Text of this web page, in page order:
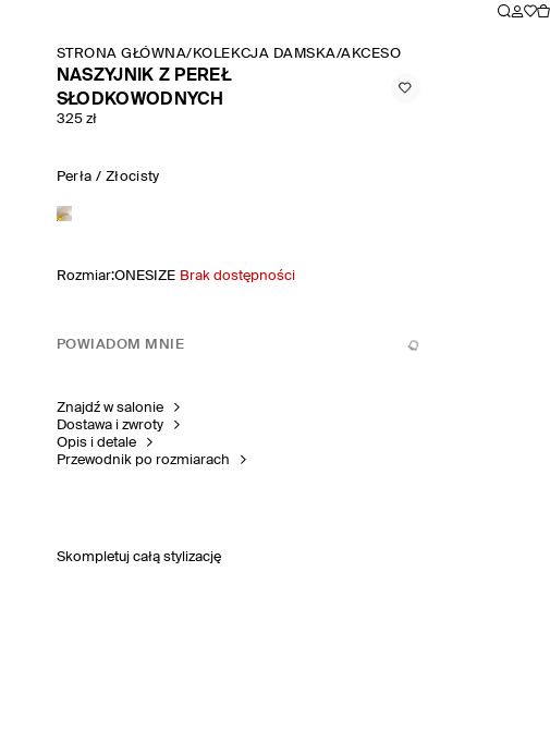
STRONA GŁÓWNA/ KOLEKCJA DAMSKA/AKCESORIA I DODATKI
NASZYJNIK Z PEREŁ
SŁODKOWODNYCH
325 zł
Perła / Złocisty
Rozmiar:ONESIZE Brak dostępności
POWIADOM MNIE
Znajdź w salonie
Dostawa i zwroty
Opis i detale
Przewodnik po rozmiarach
Skompletuj całą stylizację